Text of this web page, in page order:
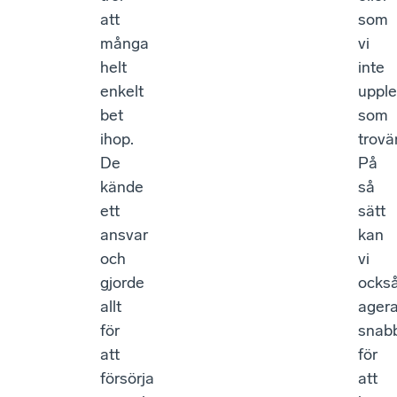
att
många
helt
enkelt
bet
ihop.
De
kände
ett
ansvar
och
gjorde
allt
för
att
försörja
som
vi
inte
som
På
så
sätt
kan
vi
för
att